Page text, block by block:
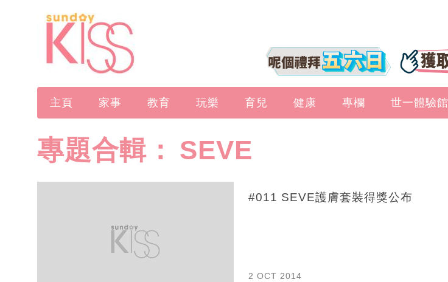
主頁 家事 教育 玩樂 育兒 健康 專欄 世一體驗館
專題合輯： SEVE
#011 SEVE護膚套裝得獎公布
2 OCT 2014